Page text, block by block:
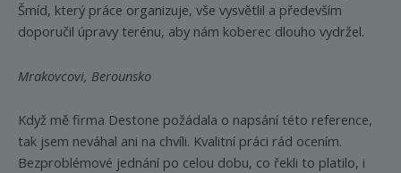
Šmíd, který práce organizuje, vše vysvětlil a především
doporučil úpravy terénu, aby nám koberec dlouho vydržel.
Mrakovcovi, Berounsko
Když mě firma Destone požádala o napsání této reference,
tak jsem neváhal ani na chvíli. Kvalitní práci rád ocením.
Bezproblémové jednání po celou dobu, co řekli to platilo, i